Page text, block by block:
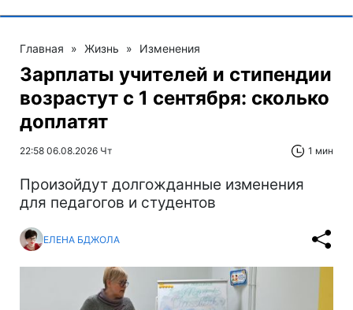
Главная » Жизнь » Изменения
Зарплаты учителей и стипендии
возрастут с 1 сентября: сколько
доплатят
22:58 06.08.2026 Чт 1 мин
Произойдут долгожданные изменения
для педагогов и студентов
ЕЛЕНА БДЖОЛА